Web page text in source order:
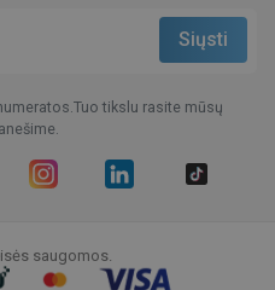
tikslu rasite mūsų
saugomos.